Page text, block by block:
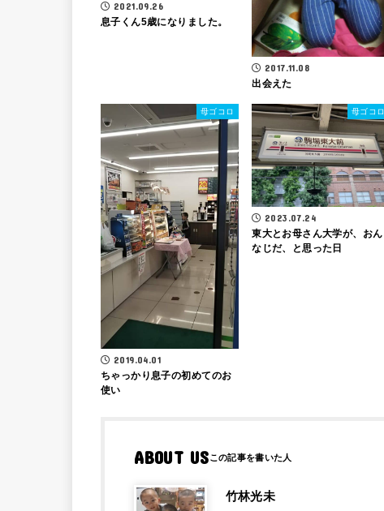
2021.09.26
息子くん5歳になりました。
2017.11.08
出会えた
母ゴコロ
2019.04.01
ちゃっかり息子の初めてのお
使い
母ゴコロ
2023.07.24
東大とお母さん大学が、おん
なじだ、と思った日
ABOUT US
竹林光未